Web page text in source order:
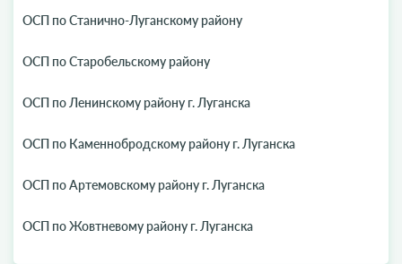
ОСП по Станично-Луганскому району
ОСП по Старобельскому району
ОСП по Ленинскому району г. Луганска
ОСП по Каменнобродскому району г. Луганска
ОСП по Артемовскому району г. Луганска
ОСП по Жовтневому району г. Луганска